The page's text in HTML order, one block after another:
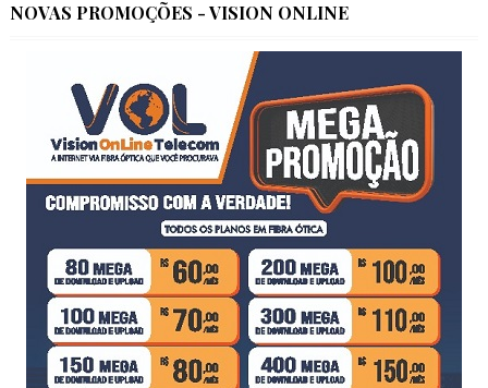
NOVAS PROMOÇÕES - VISION ONLINE